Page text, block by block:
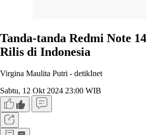
Tanda-tanda Redmi Note
Rilis di Indonesia
Virgina Maulita Putri - detikInet
Sabtu, 12 Okt 2024 23:00 WIB